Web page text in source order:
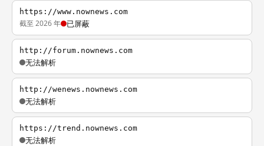
https://www.nownews.com
截至 2026 年 已屏蔽
http://forum.nownews.com
无法解析
http://wenews.nownews.com
无法解析
https://trend.nownews.com
无法解析